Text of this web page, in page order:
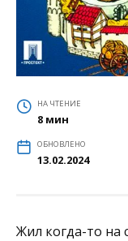
НА ЧТЕНИЕ
8 мин
ОБНОВЛЕНО
13.02.2024
Жил когда-то на